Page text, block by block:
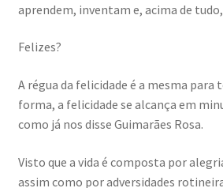
aprendem, inventam e, acima de
Felizes?
A régua da felicidade é a mesma para
forma, a felicidade se alcança em
como já nos disse Guimarães Rosa.
Visto que a vida é composta por
assim como por adversidades